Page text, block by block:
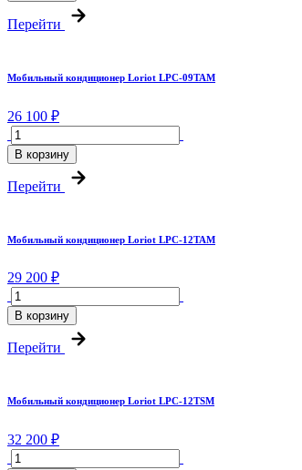
Перейти
Мобильный кондиционер Loriot LPC-09TAM
26 100 ₽
В корзину
Перейти
Мобильный кондиционер Loriot LPC-12TAM
29 200 ₽
В корзину
Перейти
Мобильный кондиционер Loriot LPC-12TSM
32 200 ₽